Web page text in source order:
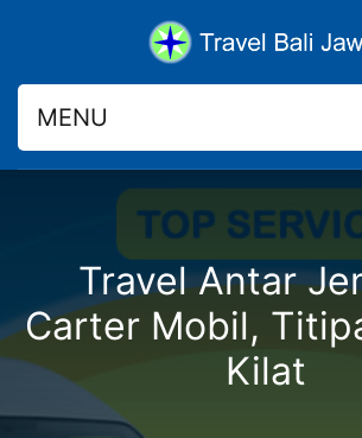
MENU
Travel Antar
Carter Mobil,
Kilat